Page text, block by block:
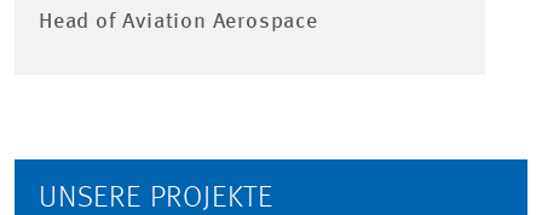
Head of Aviation Aerospace
UNSERE PROJEKTE